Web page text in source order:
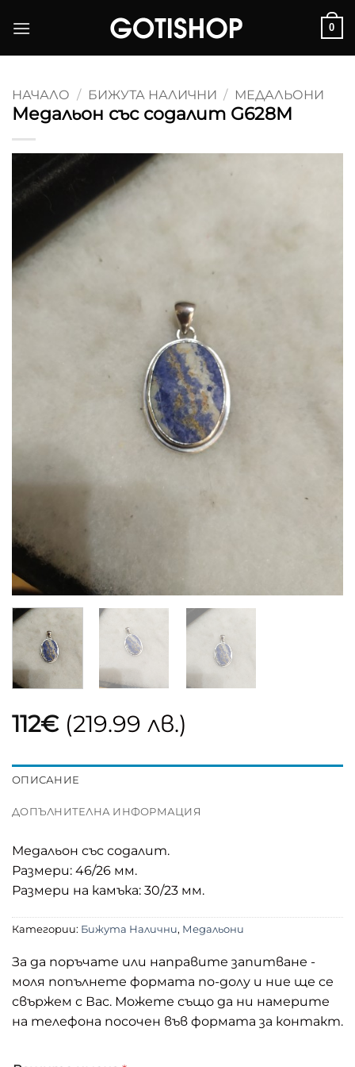
0
НАЧАЛО / БИЖУТА НАЛИЧНИ / МЕДАЛЬОНИ
Медальон със содалит G628M
112€ (219.99 лв.)
ОПИСАНИЕ
ДОПЪЛНИТЕЛНА ИНФОРМАЦИЯ
Медальон със содалит.
Размери: 46/26 мм.
Размери на камъка: 30/23 мм.
Категории: Бижута Налични, Медальони
За да поръчате или направите запитване -
моля попълнете формата по-долу и ние ще се
свържем с Вас. Можете също да ни намерите
на телефона посочен във формата за контакт.